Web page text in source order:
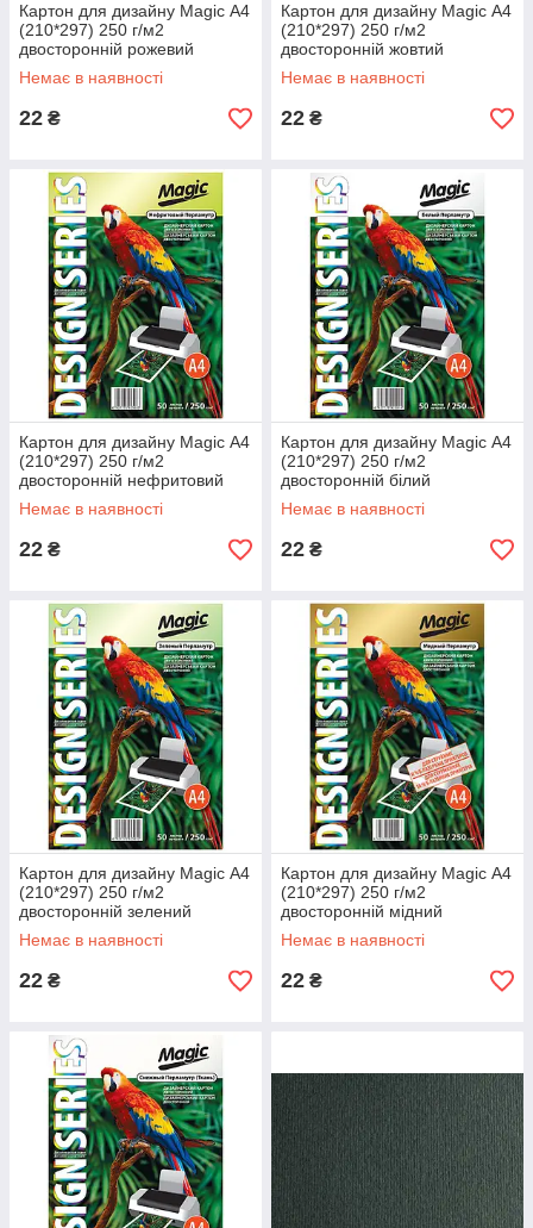
Картон для дизайну Magic А4
(210*297) 250 г/м2
двосторонній рожевий
перламутр
Немає в наявності
22 ₴
Картон для дизайну Magic А4
(210*297) 250 г/м2
двосторонній жовтий
перламутр
Немає в наявності
22 ₴
Картон для дизайну Magic А4
(210*297) 250 г/м2
двосторонній нефритовий
перламутр
Немає в наявності
22 ₴
Картон для дизайну Magic А4
(210*297) 250 г/м2
двосторонній білий
перламутр
Немає в наявності
22 ₴
Картон для дизайну Magic А4
(210*297) 250 г/м2
двосторонній зелений
перламутр
Немає в наявності
22 ₴
Картон для дизайну Magic А4
(210*297) 250 г/м2
двосторонній мідний
перламутр
Немає в наявності
22 ₴